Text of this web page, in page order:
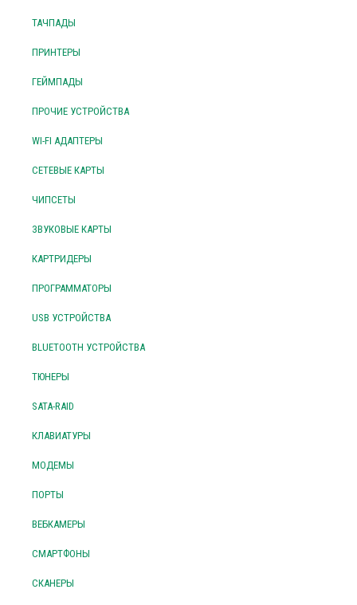
ТАЧПАДЫ
ПРИНТЕРЫ
ГЕЙМПАДЫ
ПРОЧИЕ УСТРОЙСТВА
WI-FI АДАПТЕРЫ
СЕТЕВЫЕ КАРТЫ
ЧИПСЕТЫ
ЗВУКОВЫЕ КАРТЫ
КАРТРИДЕРЫ
ПРОГРАММАТОРЫ
USB УСТРОЙСТВА
BLUETOOTH УСТРОЙСТВА
ТЮНЕРЫ
SATA-RAID
КЛАВИАТУРЫ
МОДЕМЫ
ПОРТЫ
ВЕБКАМЕРЫ
СМАРТФОНЫ
СКАНЕРЫ